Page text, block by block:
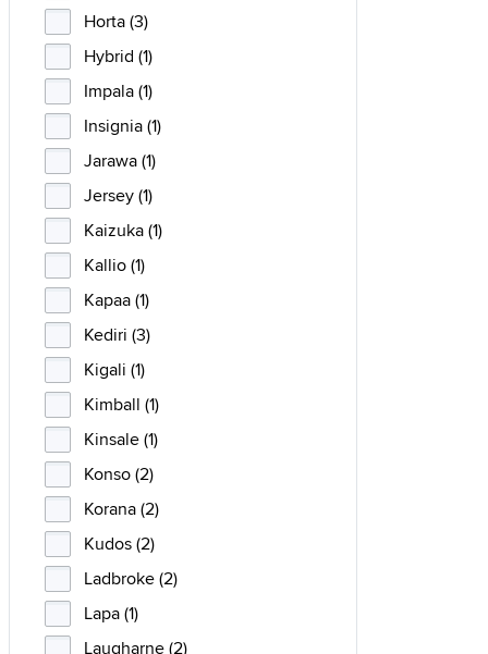
Horta (3)
Hybrid (1)
Impala (1)
Insignia (1)
Jarawa (1)
Jersey (1)
Kaizuka (1)
Kallio (1)
Kapaa (1)
Kediri (3)
Kigali (1)
Kimball (1)
Kinsale (1)
Konso (2)
Korana (2)
Kudos (2)
Ladbroke (2)
Lapa (1)
Laugharne (2)